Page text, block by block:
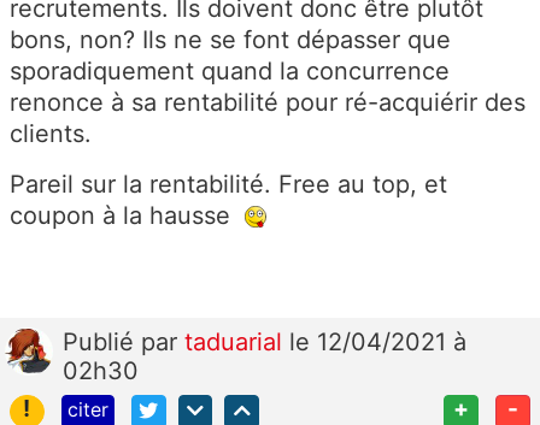
recrutements. Ils doivent donc être plutôt
bons, non? Ils ne se font dépasser que
sporadiquement quand la concurrence
renonce à sa rentabilité pour ré-acquiérir des
clients.
Pareil sur la rentabilité. Free au top, et
coupon à la hausse
Publié par taduarial le 12/04/2021 à
02h30
!
citer + -